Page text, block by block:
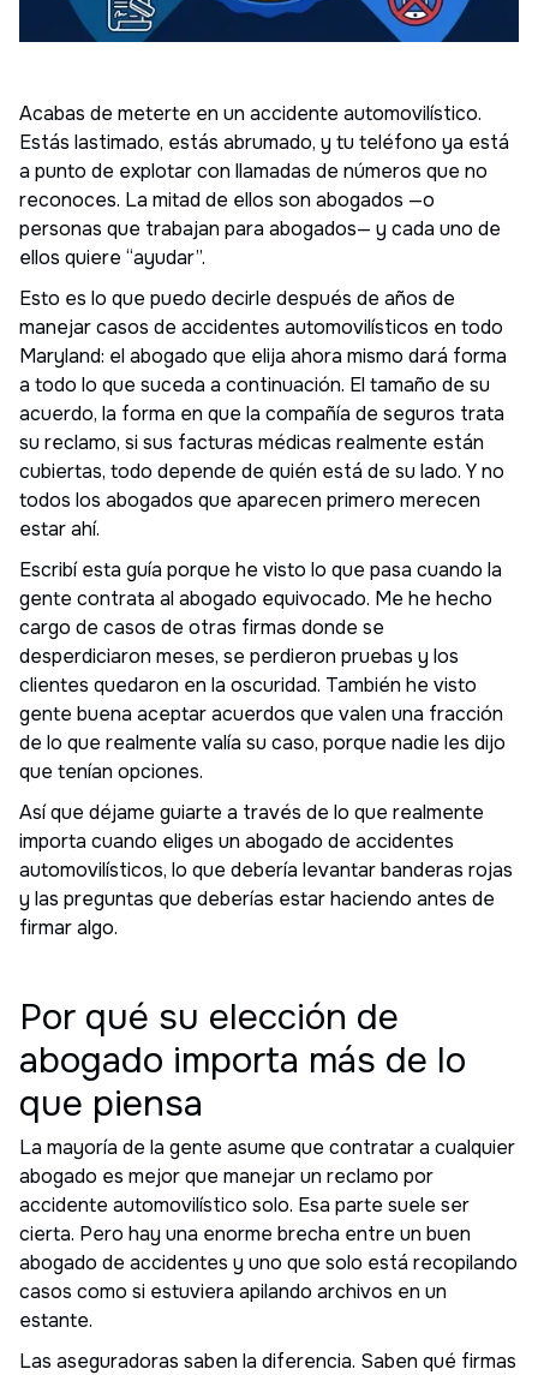
Acabas de meterte en un accidente automovilístico.
Estás lastimado, estás abrumado, y tu teléfono ya está
a punto de explotar con llamadas de números que no
reconoces. La mitad de ellos son abogados —o
personas que trabajan para abogados— y cada uno de
ellos quiere “ayudar”.
Esto es lo que puedo decirle después de años de
manejar casos de accidentes automovilísticos en todo
Maryland: el abogado que elija ahora mismo dará forma
a todo lo que suceda a continuación. El tamaño de su
acuerdo, la forma en que la compañía de seguros trata
su reclamo, si sus facturas médicas realmente están
cubiertas, todo depende de quién está de su lado. Y no
todos los abogados que aparecen primero merecen
estar ahí.
Escribí esta guía porque he visto lo que pasa cuando la
gente contrata al abogado equivocado. Me he hecho
cargo de casos de otras firmas donde se
desperdiciaron meses, se perdieron pruebas y los
clientes quedaron en la oscuridad. También he visto
gente buena aceptar acuerdos que valen una fracción
de lo que realmente valía su caso, porque nadie les dijo
que tenían opciones.
Así que déjame guiarte a través de lo que realmente
importa cuando eliges un abogado de accidentes
automovilísticos, lo que debería levantar banderas rojas
y las preguntas que deberías estar haciendo antes de
firmar algo.
Por qué su elección de
abogado importa más de lo
que piensa
La mayoría de la gente asume que contratar a cualquier
abogado es mejor que manejar un reclamo por
accidente automovilístico solo. Esa parte suele ser
cierta. Pero hay una enorme brecha entre un buen
abogado de accidentes y uno que solo está recopilando
casos como si estuviera apilando archivos en un
estante.
Las aseguradoras saben la diferencia. Saben qué firmas